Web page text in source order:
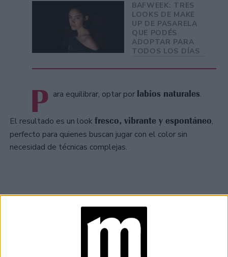
BAFWEEK: TRES
LOOKS DE MAKE
UP DE PASARELA
QUE PODÉS
ADOPTAR PARA
TODOS LOS DÍAS
P ara equilibrar, optar por labios naturales.
El resultado es un look fresco, vibrante y espontáneo,
perfecto para quienes buscan jugar con el color sin
necesidad de técnicas complejas.